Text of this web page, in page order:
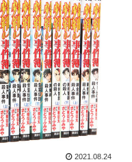
2021.08.24